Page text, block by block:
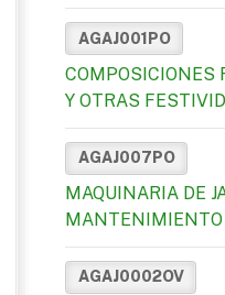
AGAJ001PO
COMPOSICIONES
Y OTRAS
AGAJ007PO
MAQUINARIA DE
MANTENIMIENTO
AGAJ0002OV